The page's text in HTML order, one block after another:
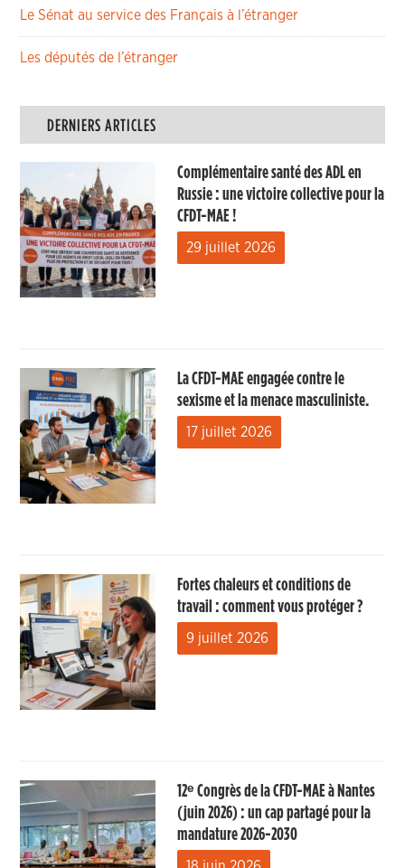
Le Sénat au service des Français à l’étranger
Les députés de l’étranger
DERNIERS ARTICLES
Complémentaire santé des ADL en
Russie : une victoire collective pour la
CFDT-MAE !
29 juillet 2026
La CFDT-MAE engagée contre le
sexisme et la menace masculiniste.
17 juillet 2026
Fortes chaleurs et conditions de
travail : comment vous protéger ?
9 juillet 2026
12ᵉ Congrès de la CFDT-MAE à Nantes
(juin 2026) : un cap partagé pour la
mandature 2026-2030